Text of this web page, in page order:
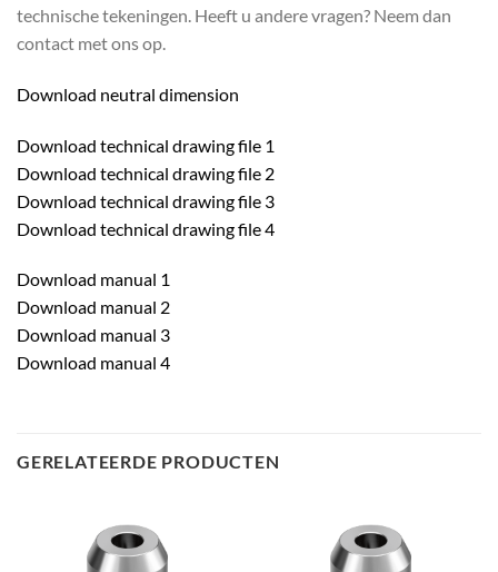
technische tekeningen. Heeft u andere vragen? Neem dan
contact met ons op.
Download neutral dimension
Download technical drawing file 1
Download technical drawing file 2
Download technical drawing file 3
Download technical drawing file 4
Download manual 1
Download manual 2
Download manual 3
Download manual 4
GERELATEERDE PRODUCTEN